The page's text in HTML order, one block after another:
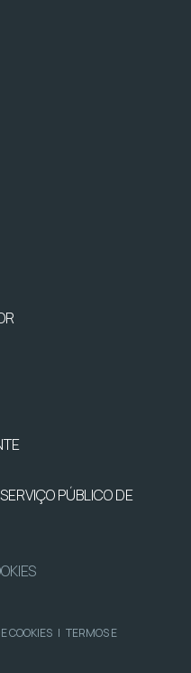
PÚBLICO DE
COOKIES | TERMOS E